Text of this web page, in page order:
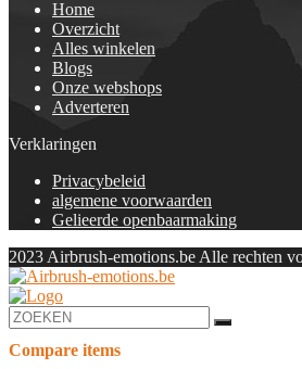
Home
Overzicht
Alles winkelen
Blogs
Onze webshops
Adverteren
Verklaringen
Privacybeleid
algemene voorwaarden
Gelieerde openbaarmaking
2023 Airbrush-emotions.be Alle rechten
Compare items